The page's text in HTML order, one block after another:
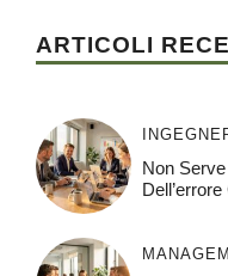
ARTICOLI
Non